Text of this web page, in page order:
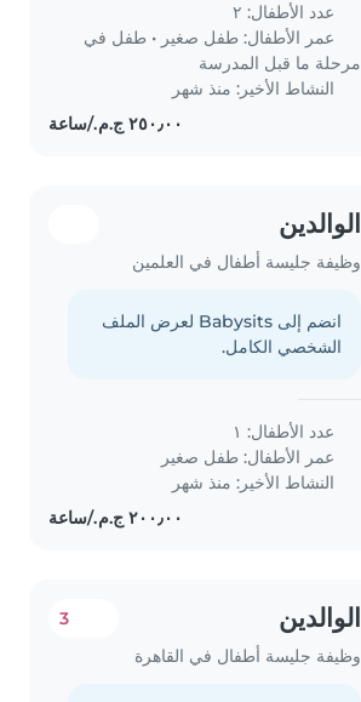
عدد الأطفال: ٢
عمر الأطفال: طفل صغير • طفل في
مرحلة ما قبل المدرسة
النشاط الأخير: منذ شهر
الوالدين
وظيفة جليسة أطفال في العلمين
انضم إلى Babysits لعرض الملف
الشخصي الكامل.
عدد الأطفال: ١
عمر الأطفال: طفل صغير
النشاط الأخير: منذ شهر
الوالدين
وظيفة جليسة أطفال في القاهرة
3